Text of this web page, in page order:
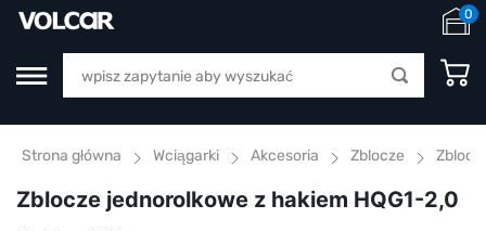
0
Strona główna Wciągarki Akcesoria Zblocze
Zblocze jednorolkowe z hakiem HQG1-2,0